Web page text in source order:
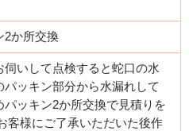
2か所交換
伺いして点検すると蛇口の水
パッキン部分から水漏れして
パッキン2か所交換で見積りを
客様にご了承いただいた後作